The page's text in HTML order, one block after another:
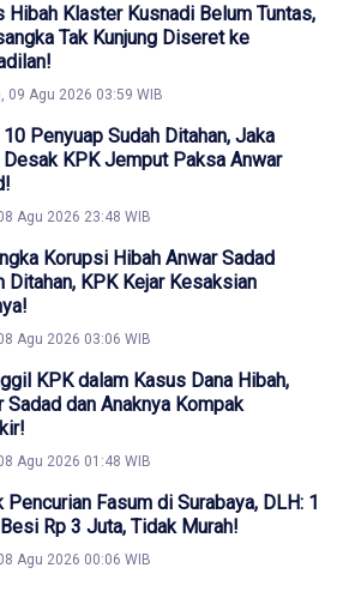
Hibah Klaster Kusnadi Belum Tuntas,
Tak Kunjung Diseret ke
09 Agu 2026 03:59 WIB
Penyuap Sudah Ditahan, Jaka
KPK Jemput Paksa Anwar
Agu 2026 23:48 WIB
Korupsi Hibah Anwar Sadad
Ditahan, KPK Kejar Kesaksian
Agu 2026 03:06 WIB
KPK dalam Kasus Dana Hibah,
Sadad dan Anaknya Kompak
Agu 2026 01:48 WIB
Pencurian Fasum di Surabaya, DLH: 1
Rp 3 Juta, Tidak Murah!
Agu 2026 00:06 WIB